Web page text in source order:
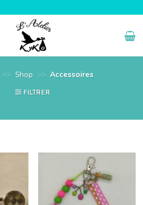
>> Shop >> Accessoires
FILTRER